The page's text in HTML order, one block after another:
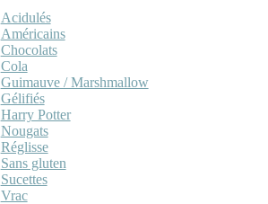
Acidulés
Américains
Chocolats
Cola
Guimauve / Marshmallow
Gélifiés
Harry Potter
Nougats
Réglisse
Sans gluten
Sucettes
Vrac